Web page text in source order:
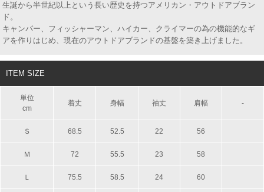
生誕から半世紀以上という長い歴史を持つアメリカン・アウトドアブラン
ド。
キャンパー、フィッシャーマン、ハイカー、クライマーの為の機能的なギ
アを作りはじめ、現在のアウトドアブランドの基盤を築き上げました。
ITEM SIZE
単位
cm
着丈 身幅 袖丈 肩幅 -
Ｓ 68.5 52.5 22 56
Ｍ 72 55.5 23 58
Ｌ 75.5 58.5 24 60